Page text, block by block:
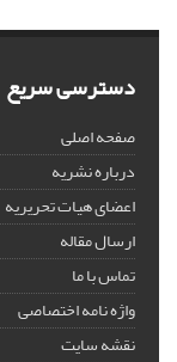
دسترسی سریع
صفحه اصلی
درباره نشریه
اعضای هیات تحریریه
ارسال مقاله
تماس با ما
واژه نامه اختصاصی
نقشه سایت